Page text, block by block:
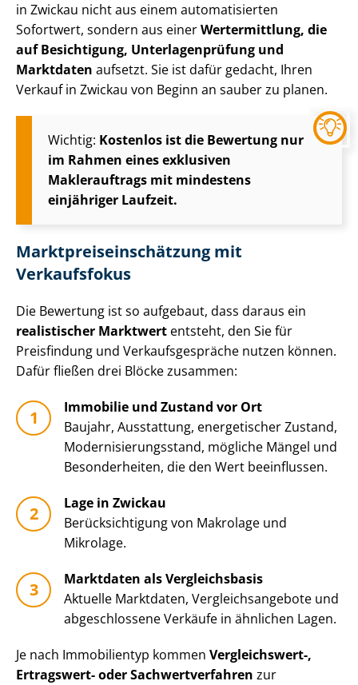
in Zwickau nicht aus einem automatisierten
Sofortwert, sondern aus einerWertermittlung, die
auf Besichtigung, Un­ter­la­gen­prü­fung und
Marktdaten aufsetzt. Sie ist dafür gedacht, Ihren
Verkauf in Zwickau von Beginn an sauber zu planen.
Wichtig: Kostenlos ist die Bewertung nur
im Rahmen eines exklusiven
Maklerauftrags mit mindestens
einjähriger Laufzeit.
Markt­preis­ein­schät­zung mit
Verkaufsfokus
Die Bewertung ist so aufgebaut, dass daraus ein
realistischer Marktwert entsteht, den Sie für
Preisfindung und Ver­kaufs­ge­sprä­che nutzen können.
Dafür fließen drei Blöcke zusammen:
Immobilie und Zustand vor Ort
Baujahr, Ausstattung, energetischer Zustand,
Mo­der­ni­sie­rungs­stand, mögliche Mängel und
Besonderheiten, die den Wert beeinflussen.
Lage in Zwickau
Be­rück­sich­ti­gung von Makrolage und
Mikrolage.
Marktdaten als Vergleichsbasis
Aktuelle Marktdaten, Ver­gleichs­an­ge­bo­te und
abgeschlossene Verkäufe in ähnlichen Lagen.
Je nach Immobilientyp kommen Vergleichswert-,
Ertragswert- oder Sach­wert­ver­fah­ren zur